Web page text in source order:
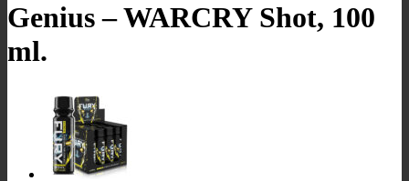
Genius – WARCRY Shot, 100
ml.